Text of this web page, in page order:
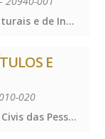
Notas, Registro Civil das Pessoas Naturais e de Interdições e Tutelas, Notas, Registro Civil das Pessoas Naturais e de Interdições e Tutelas, Notas, Registro Civil das Pessoas Naturais e de Interdições e Tutelas
E
020
Registro de Títulos e Documentos e Civis das Pessoas Jurídicas, Registro de Títulos e Documentos e Civis das Pessoas Jurídicas, Registro de Títulos e Documentos e Civis das Pessoas Jurídicas